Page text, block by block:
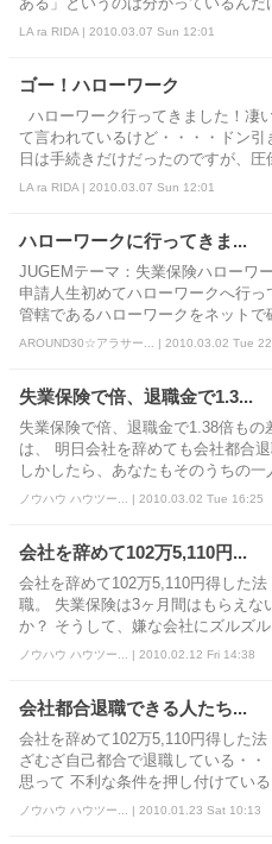
LA ra RIDA | 2010.03.07 Sun 12:01
ゴー！ハローワーク
ハローワーク行ってきました！凄
て言われているけど・・・・ド
日は手続きだけだったのですが、圧
LA ra RIDA | 2010.03.07 Sun 12:01
ハローワークに行ってきま...
JUGEMテーマ：失業保険ハローワ
申請人生初めてハローワークへ行
管轄であるハローワークをネットで
AROUND30☆アラサー... | 2010.03.02 Tue
失業保険で倍、退職金で1.3...
失業保険で倍、退職金で1.38倍も
は、 明日会社を辞めても会社都合
しかしたら、あなたもそのうちの一
ノウハウ ハウツー... | 2010.03.02 Tue 16:25
会社を辞めて102万5,110円...
会社を辞めて102万5,110円得した
職。 失業保険は3ヶ月間はもらえな
か？ そうして、嫌な会社にズルズル
ノウハウ ハウツー... | 2010.02.12 Fri 14:38
会社都合退職できる人たち...
会社を辞めて102万5,110円得した
ざむざ自己都合で退職している・
思って 不利な条件を押し付けている
ノウハウ ハウツー... | 2010.01.23 Sat 10:13